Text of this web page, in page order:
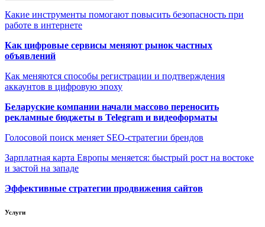
Какие инструменты помогают повысить безопасность при
работе в интернете
Как цифровые сервисы меняют рынок частных
объявлений
Как меняются способы регистрации и подтверждения
аккаунтов в цифровую эпоху
Беларуские компании начали массово переносить
рекламные бюджеты в Telegram и видеоформаты
Голосовой поиск меняет SEO-стратегии брендов
Зарплатная карта Европы меняется: быстрый рост на востоке
и застой на западе
Эффективные стратегии продвижения сайтов
Услуги